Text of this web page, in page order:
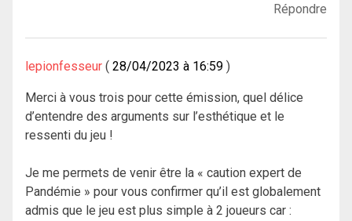
Répondre
lepionfesseur 28/04/2023 à 16:59
Merci à vous trois pour cette émission, quel délice
d’entendre des arguments sur l’esthétique et le
ressenti du jeu !
Je me permets de venir être la « caution expert de
Pandémie » pour vous confirmer qu’il est globalement
admis que le jeu est plus simple à 2 joueurs car :